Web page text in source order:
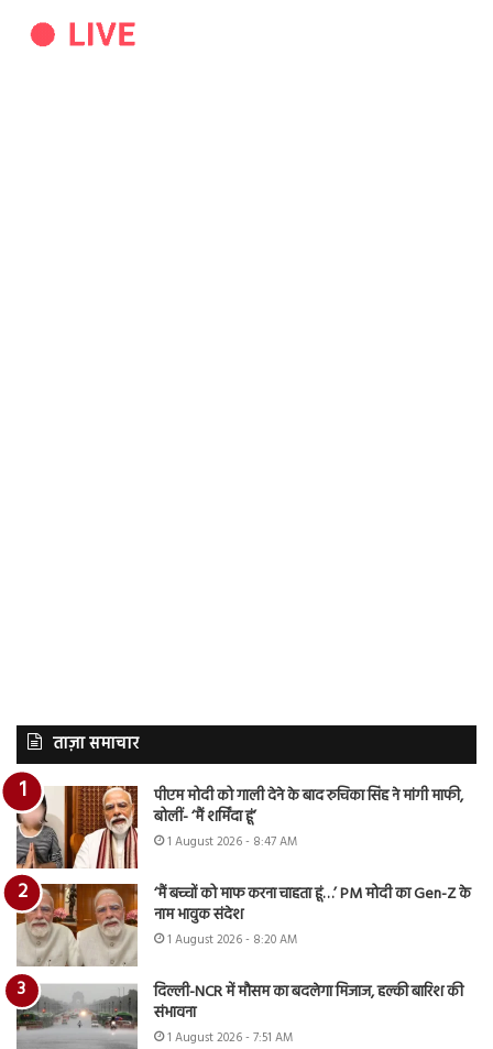
ताज़ा समाचार
पीएम मोदी को गाली देने के बाद रुचिका सिंह ने मांगी माफी,
बोलीं- ‘मैं शर्मिंदा हूं’
1 August 2026 - 8:47 AM
‘मैं बच्चों को माफ करना चाहता हूं…’ PM मोदी का Gen-Z के
नाम भावुक संदेश
1 August 2026 - 8:20 AM
दिल्ली-NCR में मौसम का बदलेगा मिजाज, हल्की बारिश की
संभावना
1 August 2026 - 7:51 AM